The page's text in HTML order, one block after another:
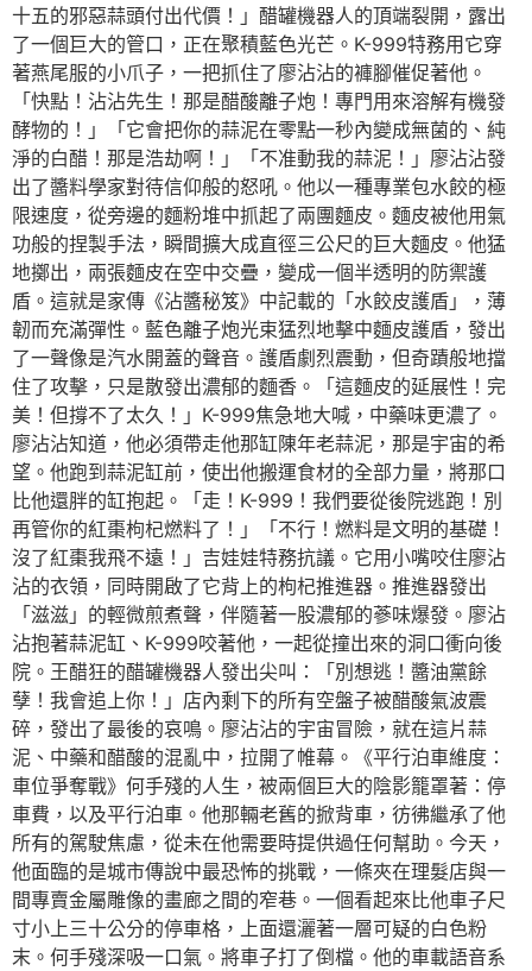
十五的邪惡蒜頭付出代價！」醋罐機器人的頂端裂開，露出
了一個巨大的管口，正在聚積藍色光芒。K-999特務用它穿
著燕尾服的小爪子，一把抓住了廖沾沾的褲腳催促著他。
「快點！沾沾先生！那是醋酸離子炮！專門用來溶解有機發
酵物的！」「它會把你的蒜泥在零點一秒內變成無菌的、純
淨的白醋！那是浩劫啊！」「不准動我的蒜泥！」廖沾沾發
出了醬料學家對待信仰般的怒吼。他以一種專業包水餃的極
限速度，從旁邊的麵粉堆中抓起了兩團麵皮。麵皮被他用氣
功般的捏製手法，瞬間擴大成直徑三公尺的巨大麵皮。他猛
地擲出，兩張麵皮在空中交疊，變成一個半透明的防禦護
盾。這就是家傳《沾醬秘笈》中記載的「水餃皮護盾」，薄
韌而充滿彈性。藍色離子炮光束猛烈地擊中麵皮護盾，發出
了一聲像是汽水開蓋的聲音。護盾劇烈震動，但奇蹟般地擋
住了攻擊，只是散發出濃郁的麵香。「這麵皮的延展性！完
美！但撐不了太久！」K-999焦急地大喊，中藥味更濃了。
廖沾沾知道，他必須帶走他那缸陳年老蒜泥，那是宇宙的希
望。他跑到蒜泥缸前，使出他搬運食材的全部力量，將那口
比他還胖的缸抱起。「走！K-999！我們要從後院逃跑！別
再管你的紅棗枸杞燃料了！」「不行！燃料是文明的基礎！
沒了紅棗我飛不遠！」吉娃娃特務抗議。它用小嘴咬住廖沾
沾的衣領，同時開啟了它背上的枸杞推進器。推進器發出
「滋滋」的輕微煎煮聲，伴隨著一股濃郁的蔘味爆發。廖沾
沾抱著蒜泥缸、K-999咬著他，一起從撞出來的洞口衝向後
院。王醋狂的醋罐機器人發出尖叫：「別想逃！醬油黨餘
孽！我會追上你！」店內剩下的所有空盤子被醋酸氣波震
碎，發出了最後的哀鳴。廖沾沾的宇宙冒險，就在這片蒜
泥、中藥和醋酸的混亂中，拉開了帷幕。《平行泊車維度：
車位爭奪戰》何手殘的人生，被兩個巨大的陰影籠罩著：停
車費，以及平行泊車。他那輛老舊的掀背車，彷彿繼承了他
所有的駕駛焦慮，從未在他需要時提供過任何幫助。今天，
他面臨的是城市傳說中最恐怖的挑戰，一條夾在理髮店與一
間專賣金屬雕像的畫廊之間的窄巷。一個看起來比他車子尺
寸小上三十公分的停車格，上面還灑著一層可疑的白色粉
末。何手殘深吸一口氣。將車子打了倒檔。他的車載語音系